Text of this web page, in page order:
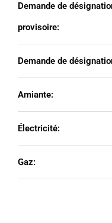
Demande de
provisoire:
Demande de
Amiante:
Électricité:
Gaz: